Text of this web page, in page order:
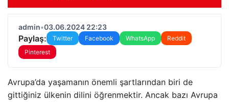
admin•03.06.2024 22:23
Paylaş: Twitter Facebook WhatsApp
Reddit
Pinterest
Avrupa’da yaşamanın önemli şartlarından biri de
gittiğiniz ülkenin dilini öğrenmektir. Ancak bazı Avrupa